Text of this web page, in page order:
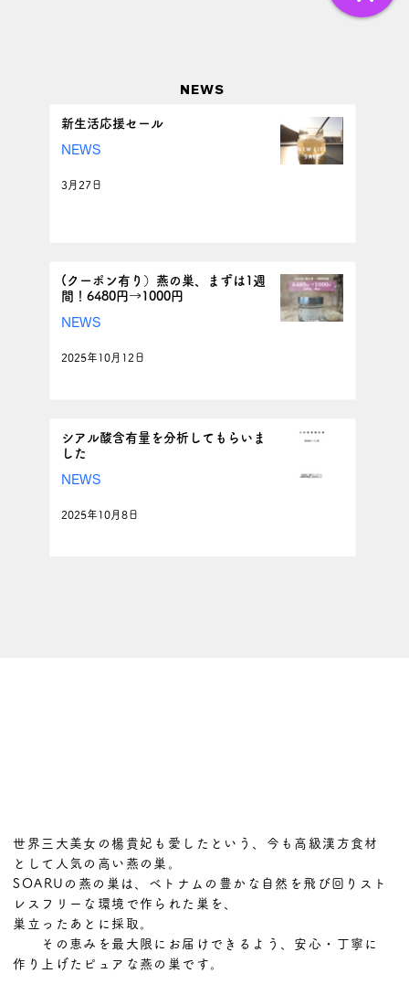
NEWS
新生活応援セール
NEWS
3月27日
(クーポン有り）燕の巣、まずは1週
間！6480円→1000円
NEWS
2025年10月12日
シアル酸含有量を分析してもらいま
した
NEWS
2025年10月8日
世界三大美女の楊貴妃も愛したという、今も高級漢方食材
として人気の高い燕の巣。
SOARUの燕の巣は、ベトナムの豊かな自然を飛び回りスト
レスフリーな環境で作られた巣を、
巣立ったあとに採取。
その恵みを最大限にお届けできるよう、安心・丁寧に
作り上げたピュアな燕の巣です。